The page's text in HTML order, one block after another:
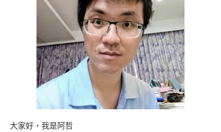
大家好，我是阿哲